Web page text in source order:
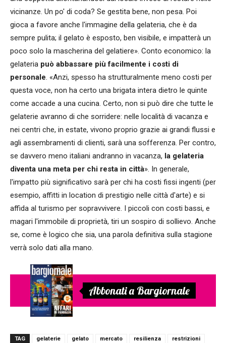
vicinanze. Un po' di coda? Se gestita bene, non pesa. Poi
gioca a favore anche l'immagine della gelateria, che è da
sempre pulita; il gelato è esposto, ben visibile, e impatterà un
poco solo la mascherina del gelatiere». Conto economico: la
gelateria può abbassare più facilmente i costi di
personale. «Anzi, spesso ha strutturalmente meno costi per
questa voce, non ha certo una brigata intera dietro le quinte
come accade a una cucina. Certo, non si può dire che tutte le
gelaterie avranno di che sorridere: nelle località di vacanza e
nei centri che, in estate, vivono proprio grazie ai grandi flussi e
agli assembramenti di clienti, sarà una sofferenza. Per contro,
se davvero meno italiani andranno in vacanza, la gelateria
diventa una meta per chi resta in città». In generale,
l'impatto più significativo sarà per chi ha costi fissi ingenti (per
esempio, affitti in location di prestigio nelle città d'arte) e si
affida al turismo per sopravvivere. I piccoli con costi bassi, e
magari l'immobile di proprietà, tiri un sospiro di sollievo. Anche
se, come è logico che sia, una parola definitiva sulla stagione
verrà solo dati alla mano.
Abbonati a Bargiornale
TAG gelaterie gelato mercato resilienza
restrizioni